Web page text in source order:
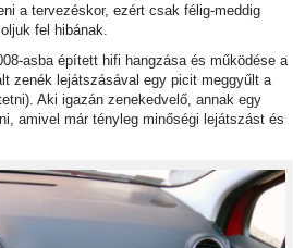
a tervezéskor, ezért csak félig-meddig
fel hibának.
asba épített hifi hangzása és működése a
zenék lejátszásával egy picit meggyűlt a
Aki igazán zenekedvelő, annak egy
amivel már tényleg minőségi lejátszást és